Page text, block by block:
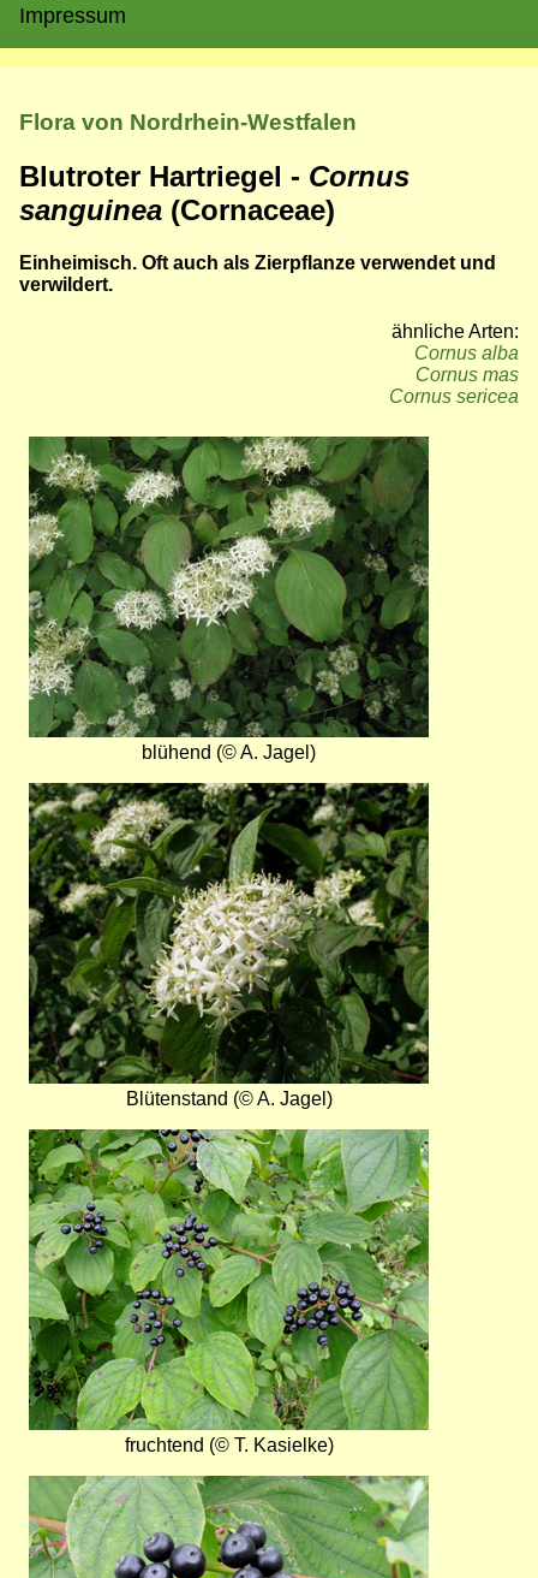
Impressum
Flora von Nordrhein-Westfalen
Blutroter Hartriegel - Cornus
sanguinea (Cornaceae)
Einheimisch. Oft auch als Zierpflanze verwendet und
verwildert.
ähnliche Arten:
Cornus alba
Cornus mas
Cornus sericea
Bild
blühend (© A. Jagel)
Bild
Blütenstand (© A. Jagel)
Bild
fruchtend (© T. Kasielke)
Bild